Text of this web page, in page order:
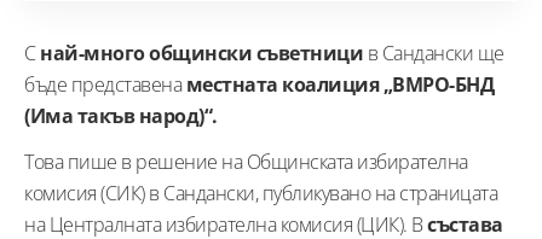
Снай-много общински съветници в Сандански ще
бъде представенаместната коалиция „ВМРО-БНД
(Има такъв народ)“.
Това пише в решение на Общинската избирателна
комисия (СИК) в Сандански, публикувано на страницата
на Централната избирателна комисия (ЦИК). Всъстава